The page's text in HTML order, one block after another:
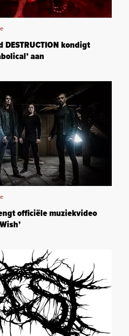
kondigt
aan
officiële muziekvideo